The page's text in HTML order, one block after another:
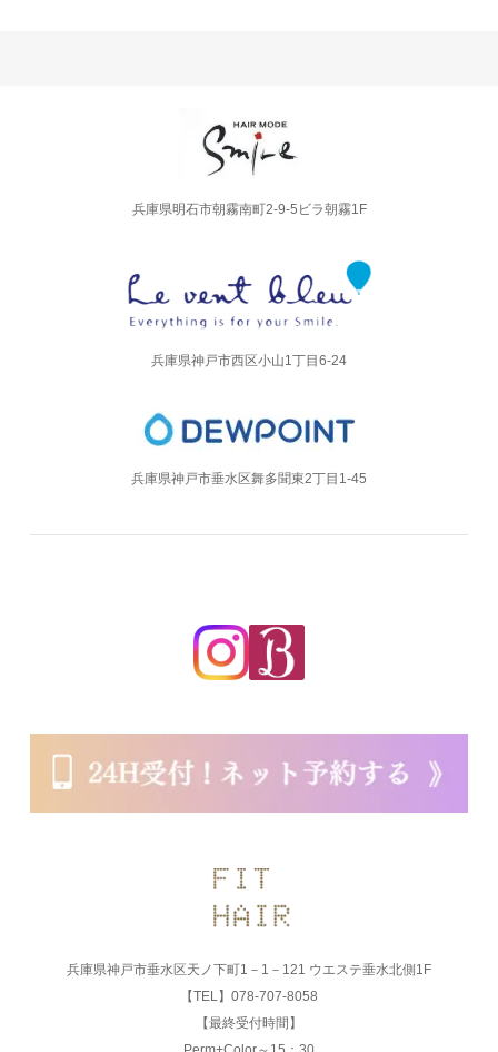
兵庫県明石市朝霧南町2-9-5ビラ朝霧1F
兵庫県​神戸市西区小山1丁目6-24
兵庫県神戸市垂水区舞多聞東2丁目1-45
兵庫県神戸市垂水区天ノ下町1－1－121 ウエステ垂水北側1F
【TEL】078-707-8058
【最終受付時間】